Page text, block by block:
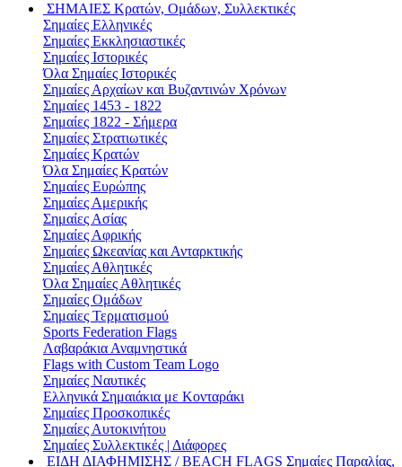
ΣΗΜΑΙΕΣ Κρατών, Ομάδων, Συλλεκτικές
Σημαίες Ελληνικές
Σημαίες Εκκλησιαστικές
Σημαίες Ιστορικές
Όλα Σημαίες Ιστορικές
Σημαίες Αρχαίων και Βυζαντινών Χρόνων
Σημαίες 1453 - 1822
Σημαίες 1822 - Σήμερα
Σημαίες Στρατιωτικές
Σημαίες Κρατών
Όλα Σημαίες Κρατών
Σημαίες Ευρώπης
Σημαίες Αμερικής
Σημαίες Ασίας
Σημαίες Αφρικής
Σημαίες Ωκεανίας και Ανταρκτικής
Σημαίες Αθλητικές
Όλα Σημαίες Αθλητικές
Σημαίες Ομάδων
Σημαίες Τερματισμού
Sports Federation Flags
Λαβαράκια Αναμνηστικά
Flags with Custom Team Logo
Σημαίες Ναυτικές
Ελληνικά Σημαιάκια με Κονταράκι
Σημαίες Προσκοπικές
Σημαίες Αυτοκινήτου
Σημαίες Συλλεκτικές | Διάφορες
ΕΙΔΗ ΔΙΑΦΗΜΙΣΗΣ / BEACH FLAGS Σημαίες Παραλίας,